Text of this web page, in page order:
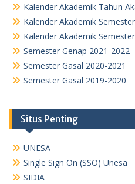
Kalender Akademik Tahun
Kalender Akademik
Kalender Akademik
Semester Genap 2021-2022
Semester Gasal 2020-2021
Semester Gasal 2019-2020
Situs Penting
UNESA
Single Sign On (SSO) Unesa
SIDIA